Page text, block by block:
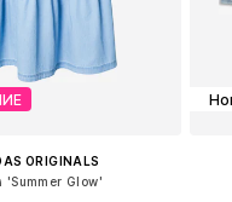
ORIGINALS
'Summer Glow'